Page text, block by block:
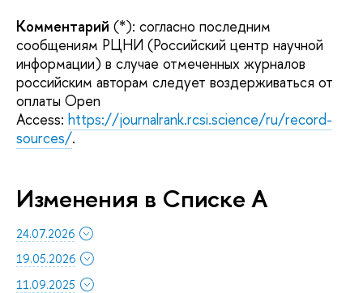
Комментарий (*): согласно последним
сообщениям РЦНИ (Российский центр научной
информации) в случае отмеченных журналов
российским авторам следует воздерживаться от
оплаты Open
Access: https://journalrank.rcsi.science/ru/record-
sources/.
Изменения в Списке A
24.07.2026
19.05.2026
11.09.2025